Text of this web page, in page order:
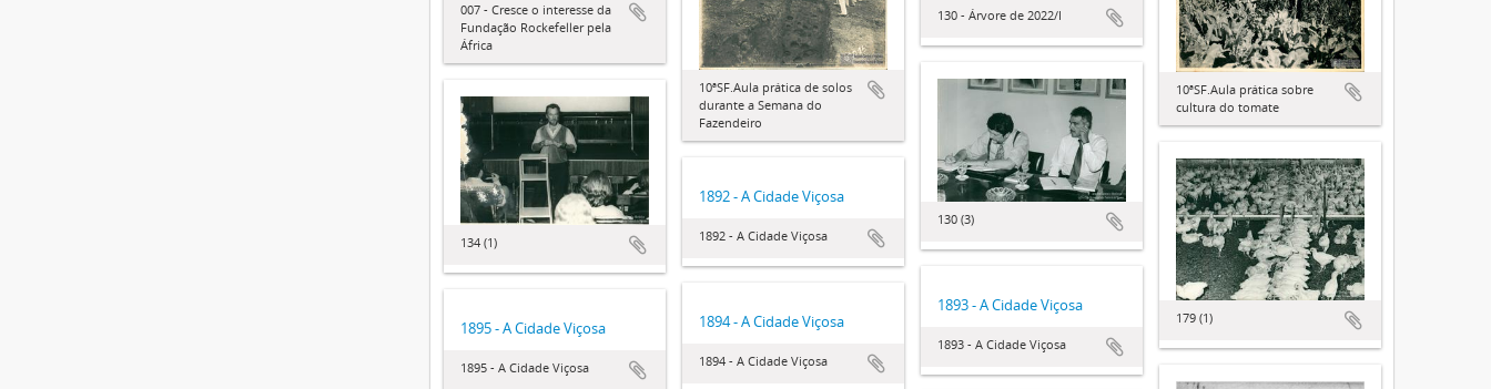
007 - Cresce o interesse da
Fundação Rockefeller pela
África
10ªSF.Aula prática de solos
durante a Semana do
Fazendeiro
10ªSF.Aula prática sobre
cultura do tomate
130 - Árvore de 2022/I
130 (3)
134 (1)
179 (1)
1892 - A Cidade Viçosa
1892 - A Cidade Viçosa
1893 - A Cidade Viçosa
1893 - A Cidade Viçosa
1894 - A Cidade Viçosa
1894 - A Cidade Viçosa
1895 - A Cidade Viçosa
1895 - A Cidade Viçosa